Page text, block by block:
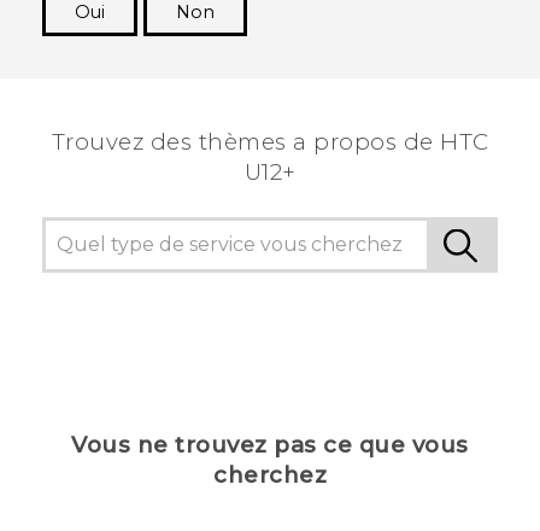
Oui
Non
Trouvez des thèmes a propos de HTC
U12+
Vous ne trouvez pas ce que vous
cherchez